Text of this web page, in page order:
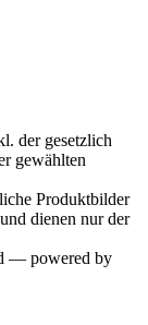
der gesetzlich
gewählten
Produktbilder
dienen nur der
— powered by